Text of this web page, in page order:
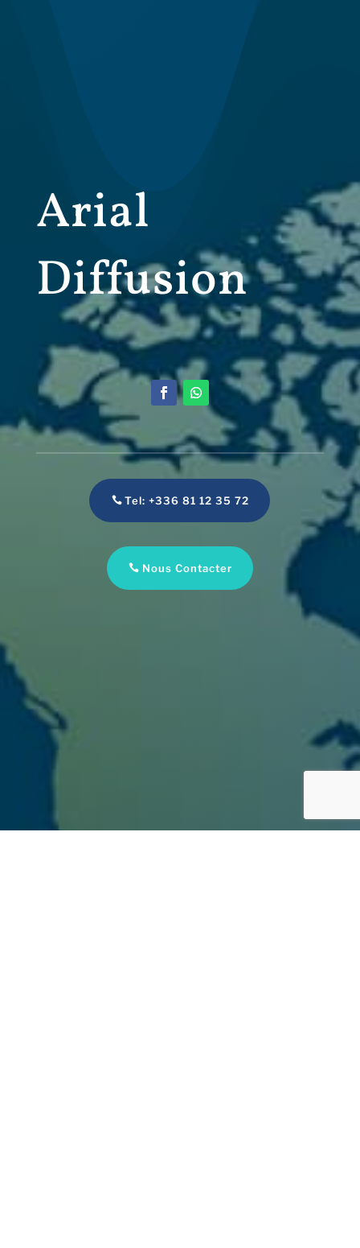
Arial
Diffusion
Tel: +336 81 12 35 72
Nous Contacter